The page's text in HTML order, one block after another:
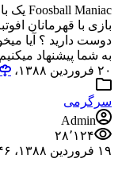
بازی با قهرمانان
دوست دارید ؟ آیا
به شما پیشنهاد میکنیم
۲۰ فروردین ۱۳۸۸،‏ ۱۰:۲۰
سرگرمی
Admin
۲۸٬۱۲۴
۱۹ فروردین ۱۳۸۸،‏ ۹:۴۶